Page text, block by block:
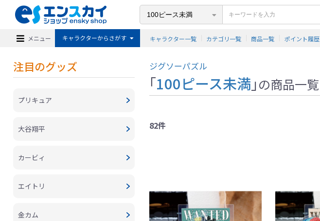
メニュー キャラクターからさがす キャラクター一覧 カテゴリ一覧 商品一覧 ポイント履歴
注目のグッズ
プリキュア
大谷翔平
カービィ
エイトリ
金カム
ジグソーパズル
「100ピース未満 」の商品一覧
82件